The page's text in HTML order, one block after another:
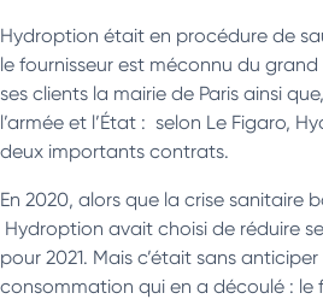
Hydroption était en procédure de
le fournisseur est méconnu du
ses clients la mairie de Paris ainsi
l’armée et l’État : selon Le Figaro,
deux importants contrats.
En 2020, alors que la crise sanitaire
Hydroption avait choisi de réduire
pour 2021. Mais c’était sans
consommation qui en a découlé : le